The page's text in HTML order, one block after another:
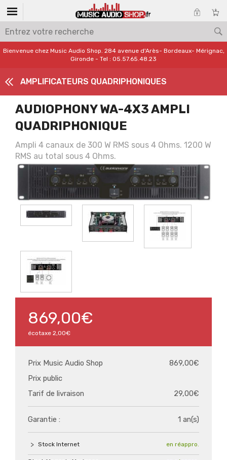
Bienvenue chez Music Audio Shop. 284 avenue d'Arès- Bordeaux- Mérignac,
Gironde - Tel : 05.57.65.48.23
AMPLIFICATEURS QUADRIPHONIQUES
AUDIOPHONY WA-4X3 AMPLI
QUADRIPHONIQUE
Ampli 4 canaux de 300 W RMS sous 4 Ohms. 1200 W
RMS au total sous 4 Ohms.
869,00€
écotaxe 2,00€
Prix Music Audio Shop
869,00€
Prix public
Tarif de livraison
29,00€
Garantie : 1 an(s)
Stock Internet en réappro.